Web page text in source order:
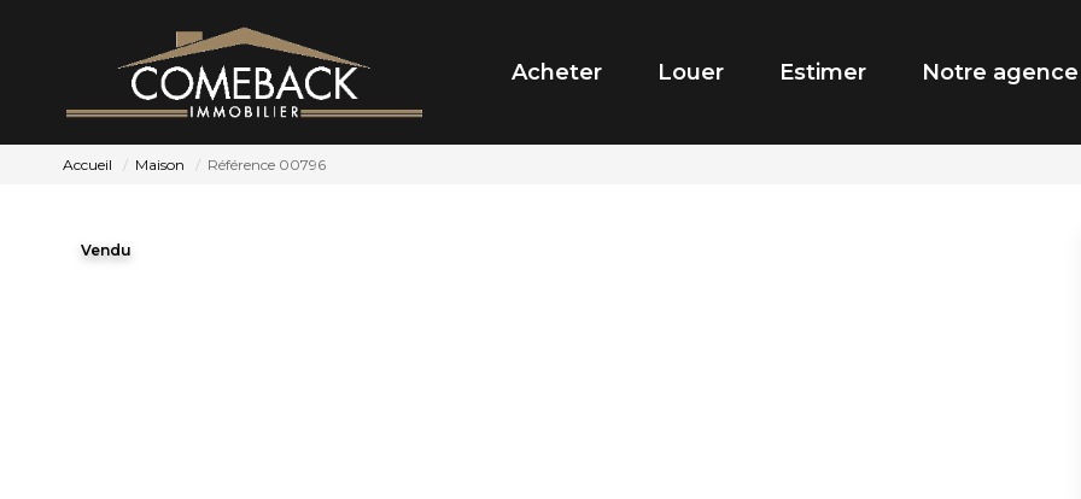
Acheter Louer Estimer Notre agence
Accueil Maison Référence 00796
Vendu